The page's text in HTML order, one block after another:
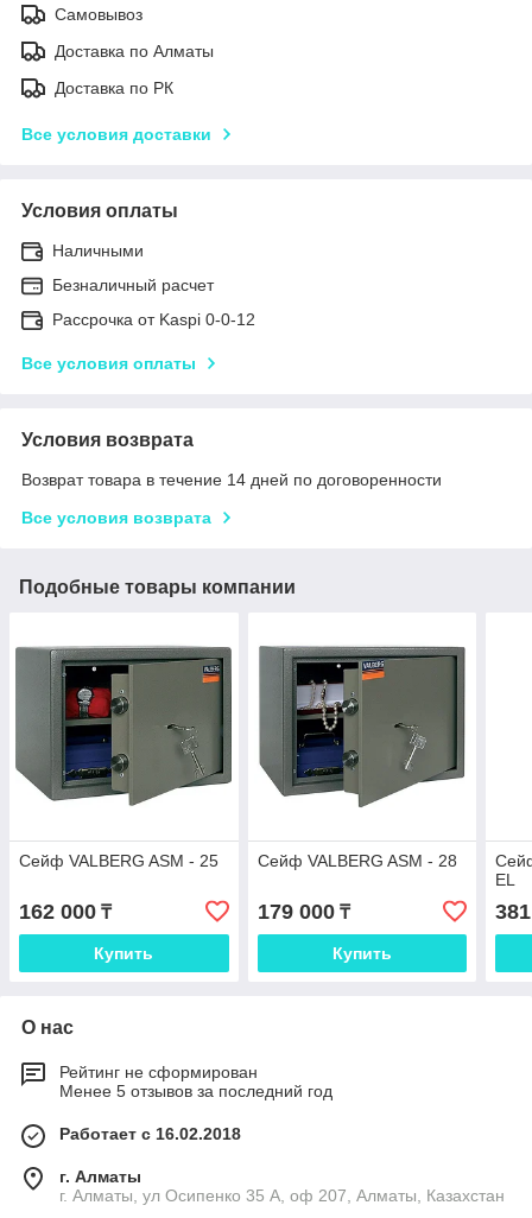
Самовывоз
Доставка по Алматы
Доставка по РК
Все условия доставки
Условия оплаты
Наличными
Безналичный расчет
Рассрочка от Kaspi 0-0-12
Все условия оплаты
Условия возврата
Возврат товара в течение 14 дней по договоренности
Все условия возврата
Подобные товары компании
Сейф VALBERG ASM - 25
162 000 ₸
Купить
Сейф VALBERG ASM - 28
179 000₸
Купить
EL
О нас
Рейтинг не сформирован
Менее 5 отзывов за последний год
Работает с 16.02.2018
г. Алматы
г. Алматы, ул Осипенко 35 А, оф 207, Алматы, Казахстан